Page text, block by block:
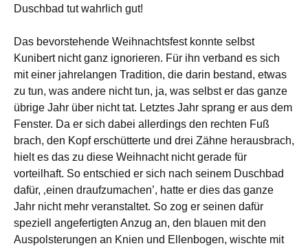
Duschbad tut wahrlich gut!
Das bevorstehende Weihnachtsfest konnte selbst
Kunibert nicht ganz ignorieren. Für ihn verband es sich
mit einer jahrelangen Tradition, die darin bestand, etwas
zu tun, was andere nicht tun, ja, was selbst er das ganze
übrige Jahr über nicht tat. Letztes Jahr sprang er aus dem
Fenster. Da er sich dabei allerdings den rechten Fuß
brach, den Kopf erschütterte und drei Zähne herausbrach,
hielt es das zu diese Weihnacht nicht gerade für
vorteilhaft. So entschied er sich nach seinem Duschbad
dafür, ‚einen draufzumachen’, hatte er dies das ganze
Jahr nicht mehr veranstaltet. So zog er seinen dafür
speziell angefertigten Anzug an, den blauen mit den
Auspolsterungen an Knien und Ellenbogen, wischte mit